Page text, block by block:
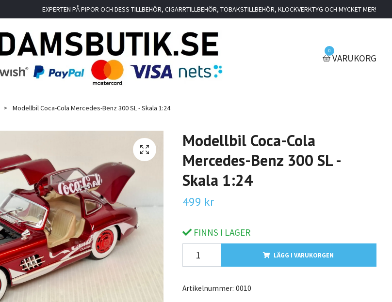
EXPERTEN PÅ PIPOR OCH DESS TILLBEHÖR, CIGARRTILLBEHÖR, TOBAKSTILLBEHÖR, KLOCKVERKTYG OCH MYCKET MER!
0
VARUKORG
Modellbil Coca-Cola Mercedes-Benz 300 SL - Skala 1:24
Modellbil Coca-Cola
Mercedes-Benz 300 SL -
Skala 1:24
499 kr
FINNS I LAGER
LÄGG I VARUKORGEN
Artikelnummer: 0010